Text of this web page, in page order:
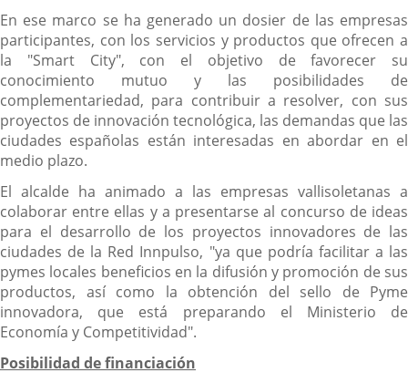
En ese marco se ha generado un dosier de las empresas
participantes, con los servicios y productos que ofrecen a
la "Smart City", con el objetivo de favorecer su
conocimiento mutuo y las posibilidades de
complementariedad, para contribuir a resolver, con sus
proyectos de innovación tecnológica, las demandas que las
ciudades españolas están interesadas en abordar en el
medio plazo.
El alcalde ha animado a las empresas vallisoletanas a
colaborar entre ellas y a presentarse al concurso de ideas
para el desarrollo de los proyectos innovadores de las
ciudades de la Red Innpulso, "ya que podría facilitar a las
pymes locales beneficios en la difusión y promoción de sus
productos, así como la obtención del sello de Pyme
innovadora, que está preparando el Ministerio de
Economía y Competitividad".
Posibilidad de financiación